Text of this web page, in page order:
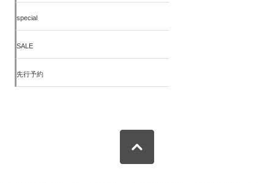
special
SALE
先行予約